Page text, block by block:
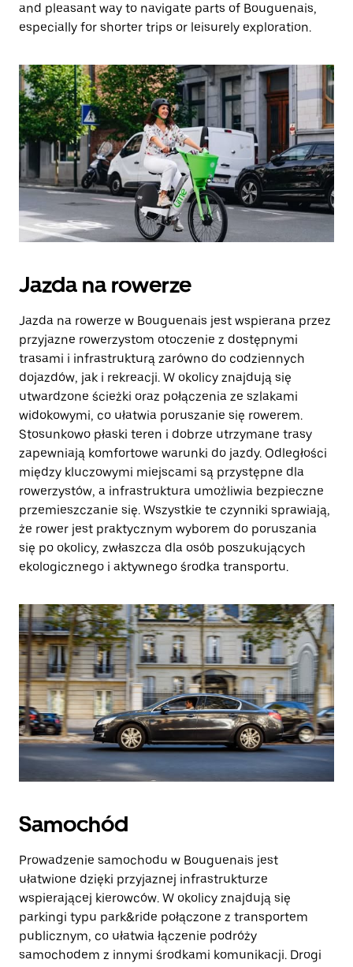
and pleasant way to navigate parts of Bouguenais,
especially for shorter trips or leisurely exploration.
Jazda na rowerze
Jazda na rowerze w Bouguenais jest wspierana przez
przyjazne rowerzystom otoczenie z dostępnymi
trasami i infrastrukturą zarówno do codziennych
dojazdów, jak i rekreacji. W okolicy znajdują się
utwardzone ścieżki oraz połączenia ze szlakami
widokowymi, co ułatwia poruszanie się rowerem.
Stosunkowo płaski teren i dobrze utrzymane trasy
zapewniają komfortowe warunki do jazdy. Odległości
między kluczowymi miejscami są przystępne dla
rowerzystów, a infrastruktura umożliwia bezpieczne
przemieszczanie się. Wszystkie te czynniki sprawiają,
że rower jest praktycznym wyborem do poruszania
się po okolicy, zwłaszcza dla osób poszukujących
ekologicznego i aktywnego środka transportu.
Samochód
Prowadzenie samochodu w Bouguenais jest
ułatwione dzięki przyjaznej infrastrukturze
wspierającej kierowców. W okolicy znajdują się
parkingi typu park&ride połączone z transportem
publicznym, co ułatwia łączenie podróży
samochodem z innymi środkami komunikacji. Drogi